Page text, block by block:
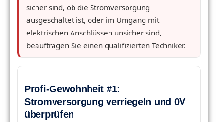
sicher sind, ob die Stromversorgung
ausgeschaltet ist, oder im Umgang mit
elektrischen Anschlüssen unsicher sind,
beauftragen Sie einen qualifizierten Techniker.
Profi-Gewohnheit #1:
Stromversorgung verriegeln und 0V
überprüfen